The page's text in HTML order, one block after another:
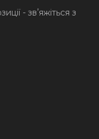
- звʼяжіться з